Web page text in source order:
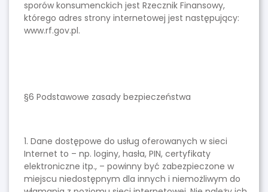
sporów konsumenckich jest Rzecznik Finansowy,
którego adres strony internetowej jest następujący:
www.rf.gov.pl.
§6 Podstawowe zasady bezpieczeństwa
1. Dane dostępowe do usług oferowanych w sieci
Internet to – np. loginy, hasła, PIN, certyfikaty
elektroniczne itp., – powinny być zabezpieczone w
miejscu niedostępnym dla innych i niemożliwym do